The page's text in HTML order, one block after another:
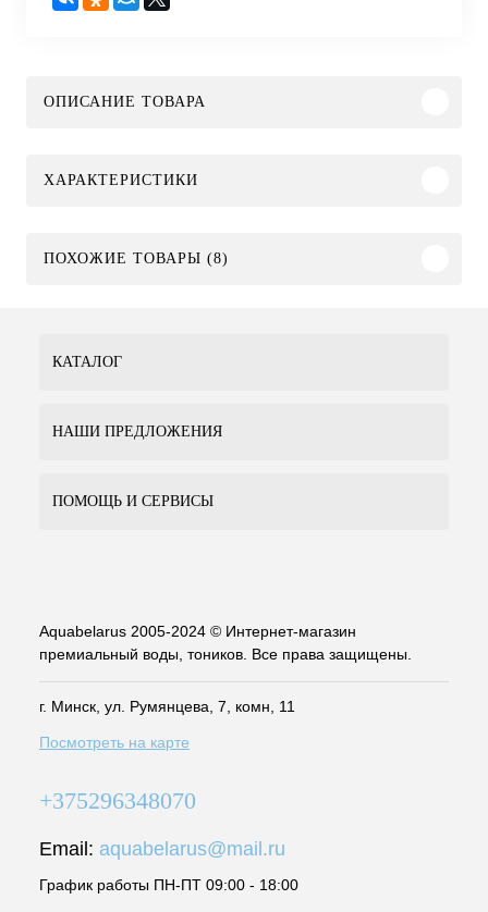
ОПИСАНИЕ ТОВАРА
ХАРАКТЕРИСТИКИ
ПОХОЖИЕ ТОВАРЫ (8)
КАТАЛОГ
НАШИ ПРЕДЛОЖЕНИЯ
ПОМОЩЬ И СЕРВИСЫ
Aquabelarus 2005-2024 © Интернет-магазин
премиальный воды, тоников. Все права защищены.
г. Минск, ул. Румянцева, 7, комн, 11
Посмотреть на карте
+375296348070
Email: aquabelarus@mail.ru
График работы ПН-ПТ 09:00 - 18:00